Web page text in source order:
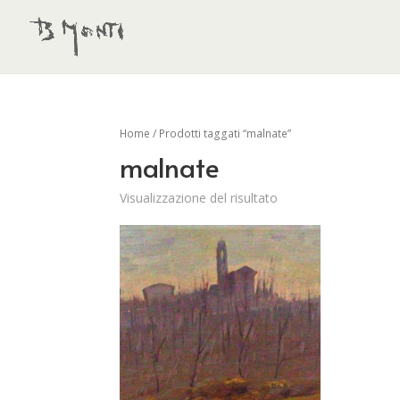
Home / Prodotti taggati “malnate”
malnate
Visualizzazione del risultato